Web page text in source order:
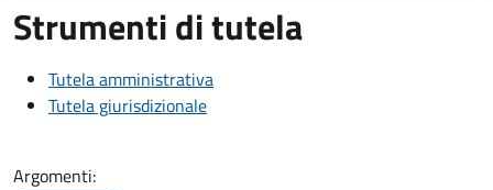
Strumenti di tutela
Tutela amministrativa
Tutela giurisdizionale
Argomenti: